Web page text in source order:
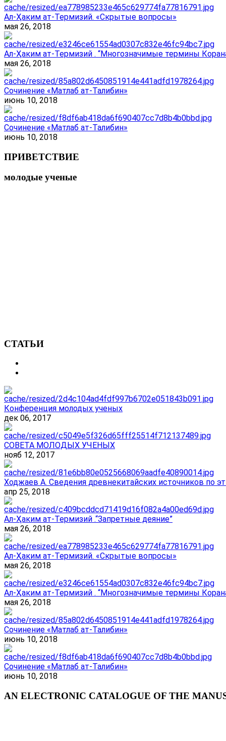
Ал-Ҳаким ат-Термизий. «Скрытые вопросы»
мая 26, 2018
Ал-Ҳаким ат-Термизий . “Многозначимые термины
мая 26, 2018
Сочинение «Матлаб ат-Талибин»
июнь 10, 2018
Сочинение «Матлаб ат-Талибин»
июнь 10, 2018
ПРИВЕТСТВИЕ
молодые ученые
СТАТЬИ
Конференция молодых ученых
дек 06, 2017
СОВЕТА МОЛОДЫХ УЧЕНЫХ
нояб 12, 2017
Ходжаев А. Сведения древнекитайских источников по
апр 25, 2018
Ал-Ҳаким ат-Термизий .“Запретные деяние”
мая 26, 2018
Ал-Ҳаким ат-Термизий. «Скрытые вопросы»
мая 26, 2018
Ал-Ҳаким ат-Термизий . “Многозначимые термины
мая 26, 2018
Сочинение «Матлаб ат-Талибин»
июнь 10, 2018
Сочинение «Матлаб ат-Талибин»
июнь 10, 2018
AN ELECTRONIC CATALOGUE OF THE